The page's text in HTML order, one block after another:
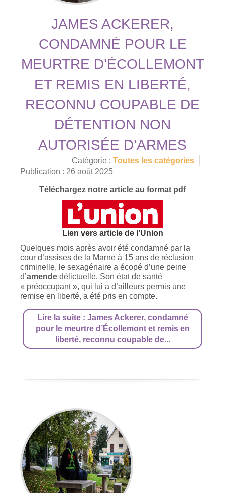
JAMES ACKERER,
CONDAMNÉ POUR LE
MEURTRE D’ÉCOLLEMONT
ET REMIS EN LIBERTÉ,
RECONNU COUPABLE DE
DÉTENTION NON
AUTORISÉE D’ARMES
Catégorie : Toutes les catégories
Publication : 26 août 2025
Téléchargez notre article au format pdf
Lien vers article de l'Union
Quelques mois après avoir été condamné par la
cour d’assises de la Marne à 15 ans de réclusion
criminelle, le sexagénaire a écopé d’une peine
d’amende délictuelle. Son état de santé
« préoccupant », qui lui a d’ailleurs permis une
remise en liberté, a été pris en compte.
Lire la suite : James Ackerer, condamné
pour le meurtre d’Écollemont et remis en
liberté, reconnu coupable de...